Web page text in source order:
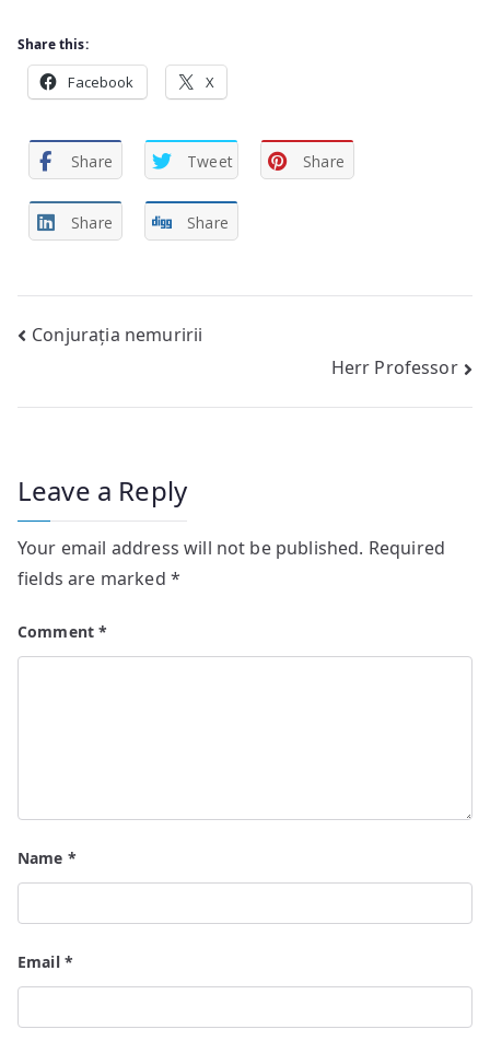
Share this:
Facebook X
Share Tweet Share
Share Share
Post
Conjurația nemuririi
Herr Professor
Leave a Reply
Your email address will not be published. Required
fields are marked *
Comment*
Name *
Email *